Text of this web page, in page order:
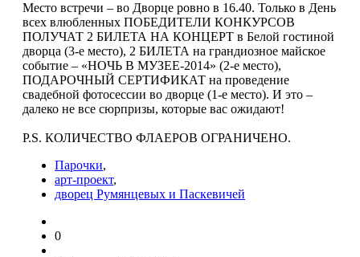
Место встречи – во Дворце ровно в 16.40. Только в День
всех влюбленных ПОБЕДИТЕЛИ КОНКУРСОВ
ПОЛУЧАТ 2 БИЛЕТА НА КОНЦЕРТ в Белой гостиной
дворца (3-е место), 2 БИЛЕТА на грандиозное майское
событие – «НОЧЬ В МУЗЕЕ-2014» (2-е место),
ПОДАРОЧНЫЙ СЕРТИФИКАТ на проведение
свадебной фотосессии во дворце (1-е место). И это –
далеко не все сюрпризы, которые вас ожидают!
Р.S. КОЛИЧЕСТВО ФЛАЕРОВ ОГРАНИЧЕНО.
Парочки,
арт-проект,
дворец Румянцевых и Паскевичей
0